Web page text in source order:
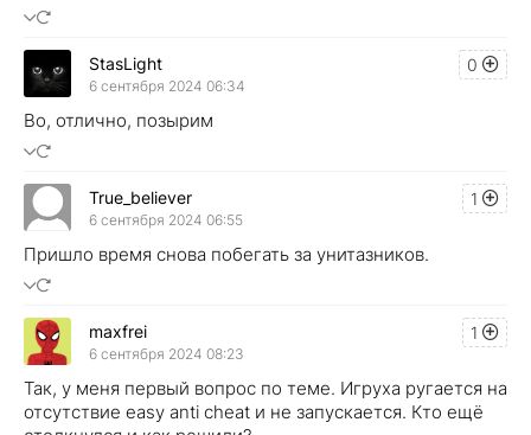
0
StasLight
6 сентября 2024 06:34
Во, отлично, позырим
1
True_believer
6 сентября 2024 06:55
Пришло время снова побегать за унитазников.
1
maxfrei
6 сентября 2024 08:23
Так, у меня первый вопрос по теме. Игруха ругается на
отсутствие easy anti cheat и не запускается. Кто ещё